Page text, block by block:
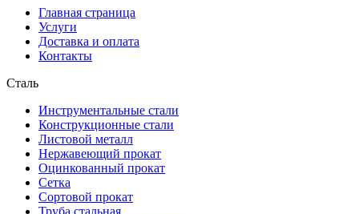
Главная страница
Услуги
Доставка и оплата
Контакты
Сталь
Инструментальные стали
Конструкционные стали
Листовой металл
Нержавеющий прокат
Оцинкованный прокат
Сетка
Сортовой прокат
Труба стальная